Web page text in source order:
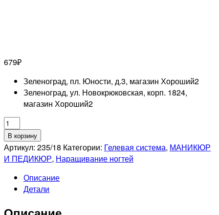
679₽
Зеленоград, пл. Юности, д.3, магазин Хороший2
Зеленоград, ул. Новокрюковская, корп. 1824,
магазин Хороший2
Количество
товара
RUNAL
Жидкий
шиммером
№235,
В корзину
Артикул: 235/18 Категории: Гелевая система, МАНИКЮР
И ПЕДИКЮР, Наращивание ногтей
Описание
Детали